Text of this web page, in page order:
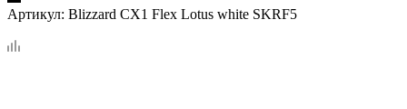
Артикул: Blizzard CX1 Flex Lotus white SKRF5